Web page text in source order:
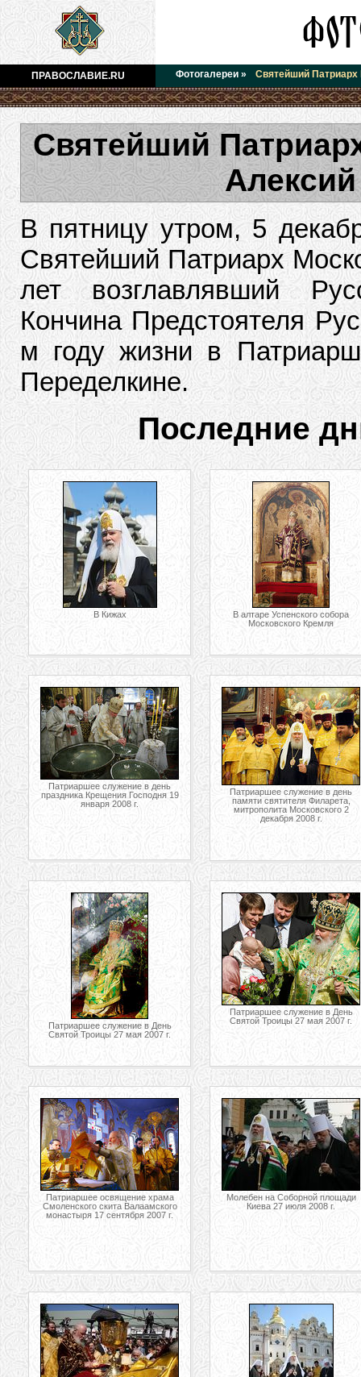
ПРАВОСЛАВИЕ.RU Фотогалереи » Святейший Патриарх
Святейший
Алексий
В пятницу утром, 5
Святейший Патриарх
лет возглавлявший
Кончина Предстоятеля
м году жизни в
Переделкине.
Последние
В Кижах
В алтаре Успенского собора
Московского Кремля
Патриаршее служение в день
праздника Крещения Господня 19
января 2008 г.
Патриаршее служение в день
памяти святителя Филарета,
митрополита Московского 2
декабря 2008 г.
Патриаршее служение в День
Святой Троицы 27 мая 2007 г.
Патриаршее служение в День
Святой Троицы 27 мая 2007 г.
Патриаршее освящение храма
Смоленского скита Валаамского
монастыря 17 сентября 2007 г.
Молебен на Соборной площади
Киева 27 июля 2008 г.